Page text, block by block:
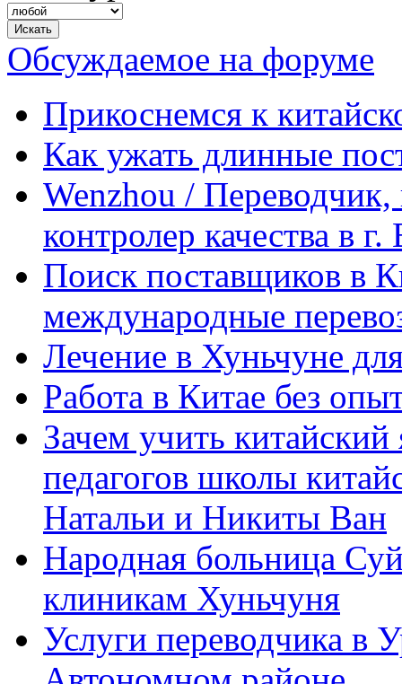
Обсуждаемое на форуме
Прикоснемся к
Как ужать длинные
Wenzhou / Переводчик,
контролер качества в
Поиск поставщиков в
международные
Лечение в Хуньчуне
Работа в Китае без
Зачем учить
педагогов школы
Натальи и Никиты Ван
Народная больница
клиникам Хуньчуня
Услуги переводчика в